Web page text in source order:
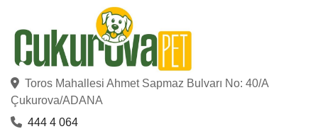
Toros Mahallesi Ahmet Sapmaz Bulvarı No: 40/A
Çukurova/ADANA
444 4 064